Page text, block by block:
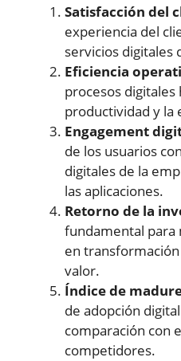
Satisfacción del
experiencia del
servicios digitales
Eficiencia
procesos
productividad y la
Engagement
de los usuarios
digitales de la
las aplicaciones.
Retorno de la
fundamental para
en
valor.
Índice de
de adopción
comparación con
competidores.